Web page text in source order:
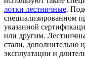
лотки лестничные.
специализированном
указанной
или другим.
стали, дополнительно
эксплуатации и